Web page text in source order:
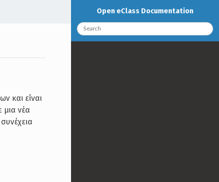
και είναι
νέα
Open eClass Documentation